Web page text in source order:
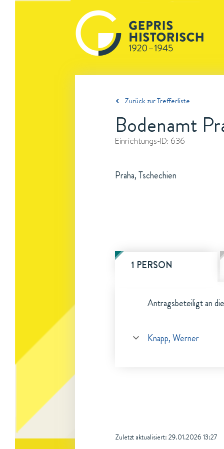
Zurück zur Trefferliste
Bodenamt
Einrichtungs-ID: 636
Praha, Tschechien
1 PERSON
Antragsbeteiligt an
Knapp, Werner
Zuletzt aktualisiert: 29.01.2026 13:27